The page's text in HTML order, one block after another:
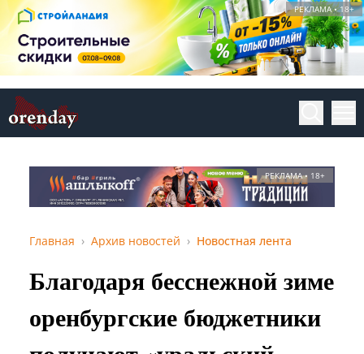
РЕКЛАМА • 18+
РЕКЛАМА • 18+
Главная Архив новостей Новостная лента
Благодаря бесснежной зиме
оренбургские бюджетники